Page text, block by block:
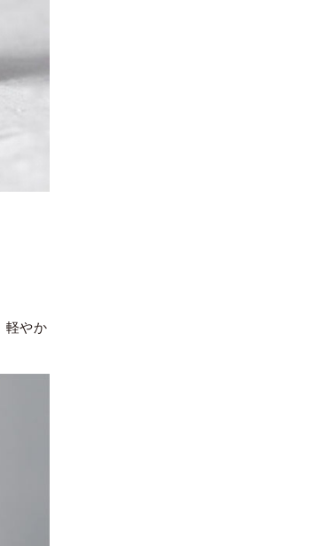
軽やか